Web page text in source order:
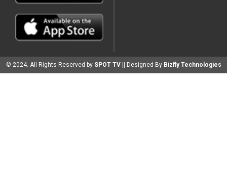
© 2024. All Rights Reserved by SPOT TV || Designed By Bizfly Technologies